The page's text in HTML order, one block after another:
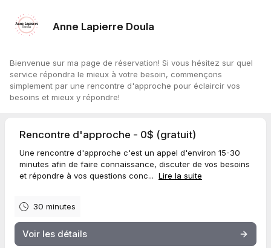
Anne Lapierre Doula
Bienvenue sur ma page de réservation! Si vous hésitez sur quel
service répondra le mieux à votre besoin, commençons
simplement par une rencontre d'approche pour éclaircir vos
besoins et mieux y répondre!
Rencontre d'approche - 0$ (gratuit)
Une rencontre d'approche c'est un appel d'environ 15-30
minutes afin de faire connaissance, discuter de vos besoins
et répondre à vos questions conc... Lire la suite
30 minutes
Voir les détails